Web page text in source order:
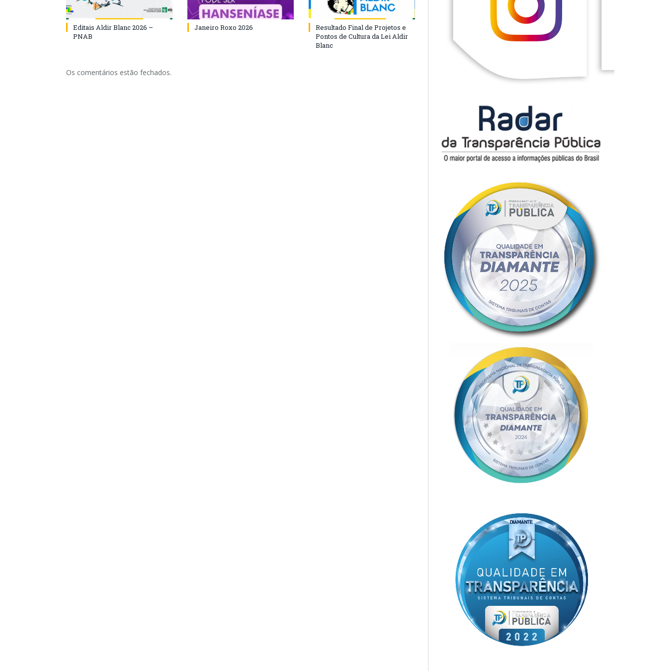
Editais Aldir Blanc 2026 –
PNAB
Janeiro Roxo 2026
Resultado Final de Projetos e
Pontos de Cultura da Lei Aldir
Blanc
Os comentários estão fechados.